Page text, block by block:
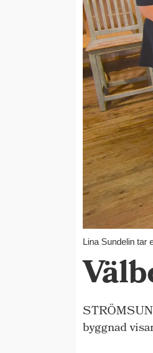
Lina Sundelin tar
byggnad